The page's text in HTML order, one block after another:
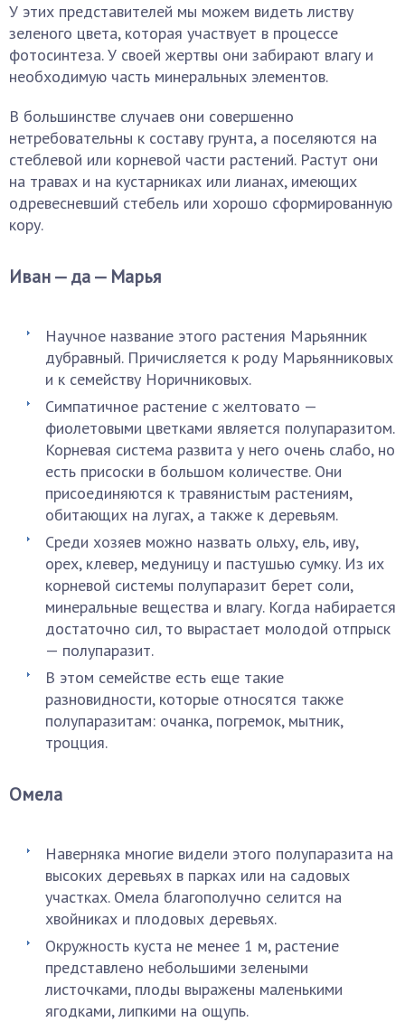
У этих представителей мы можем видеть листву
зеленого цвета, которая участвует в процессе
фотосинтеза. У своей жертвы они забирают влагу и
необходимую часть минеральных элементов.
В большинстве случаев они совершенно
нетребовательны к составу грунта, а поселяются на
стеблевой или корневой части растений. Растут они
на травах и на кустарниках или лианах, имеющих
одревесневший стебель или хорошо сформированную
кору.
Иван — да — Марья
Научное название этого растения Марьянник
дубравный. Причисляется к роду Марьянниковых
и к семейству Норичниковых.
Симпатичное растение с желтовато —
фиолетовыми цветками является полупаразитом.
Корневая система развита у него очень слабо, но
есть присоски в большом количестве. Они
присоединяются к травянистым растениям,
обитающих на лугах, а также к деревьям.
Среди хозяев можно назвать ольху, ель, иву,
орех, клевер, медуницу и пастушью сумку. Из их
корневой системы полупаразит берет соли,
минеральные вещества и влагу. Когда набирается
достаточно сил, то вырастает молодой отпрыск
— полупаразит.
В этом семействе есть еще такие
разновидности, которые относятся также
полупаразитам: очанка, погремок, мытник,
троцция.
Омела
Наверняка многие видели этого полупаразита на
высоких деревьях в парках или на садовых
участках. Омела благополучно селится на
хвойниках и плодовых деревьях.
Окружность куста не менее 1 м, растение
представлено небольшими зелеными
листочками, плоды выражены маленькими
ягодками, липкими на ощупь.